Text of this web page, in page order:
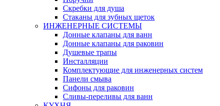
Скребки для душа
Стаканы для зубных щеток
ИНЖЕНЕРНЫЕ СИСТЕМЫ
Донные клапаны для ванн
Донные клапаны для раковин
Душевые трапы
Инсталляции
Комплектующие для инженерных систем
Панели смыва
Сифоны для раковин
Сливы-переливы для ванн